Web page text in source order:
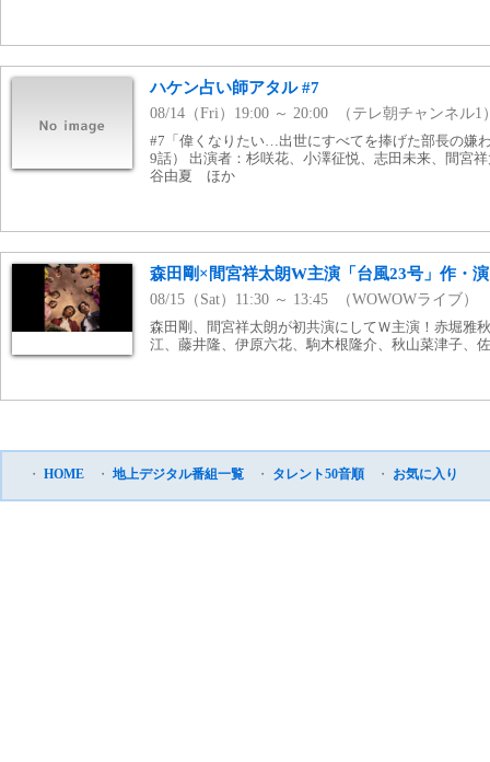
ハケン占い師アタル #7
08/14（Fri）19:00 ～ 20:00 （テレ朝チャンネル1
#7「偉くなりたい…出世にすべてを捧げた部長の嫌
9話） 出演者：杉咲花、小澤征悦、志田未来、間宮
谷由夏 ほか
森田剛×間宮祥太朗W主演「台風23号」作・
08/15（Sat）11:30 ～ 13:45 （WOWOWライブ）
森田剛、間宮祥太朗が初共演にしてＷ主演！赤堀雅
江、藤井隆、伊原六花、駒木根隆介、秋山菜津子、
・ HOME ・ 地上デジタル番組一覧 ・ タレント50音順 ・ お気に入り